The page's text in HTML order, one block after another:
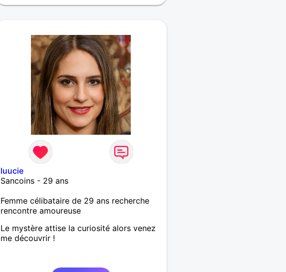
luucie
Sancoins - 29 ans
Femme célibataire de 29 ans recherche
rencontre amoureuse
Le mystère attise la curiosité alors venez
me découvrir !